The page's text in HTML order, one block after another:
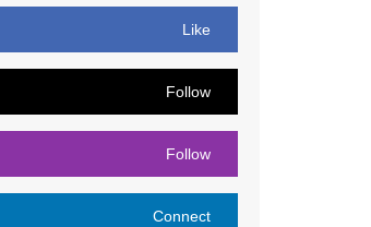
Like
Follow
Follow
Connect